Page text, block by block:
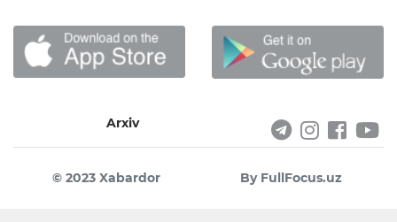
Arxiv
© 2023 Xabardor By FullFocus.uz